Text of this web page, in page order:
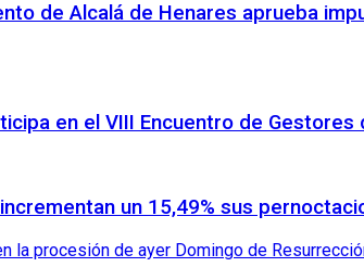
de Alcalá de Henares aprueba
en el VIII Encuentro de
un 15,49% sus